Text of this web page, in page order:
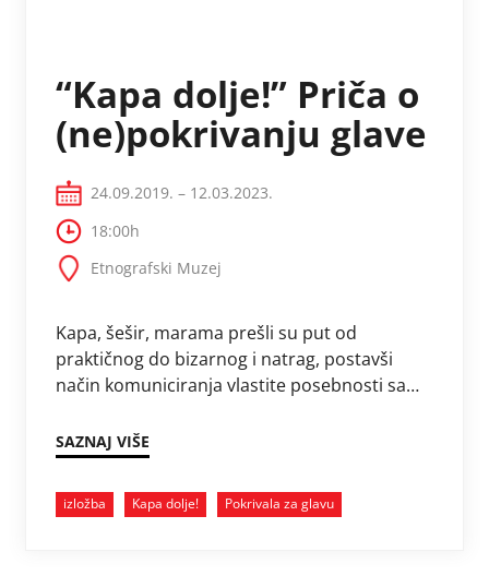
“Kapa dolje!” Priča o
(ne)pokrivanju glave
24.09.2019. – 12.03.2023.
18:00h
Etnografski Muzej
Kapa, šešir, marama prešli su put od
praktičnog do bizarnog i natrag, postavši
način komuniciranja vlastite posebnosti sa
Dođite u Etnografski muzej i obiđite svijet
kroz izložbu „Kapa dolje!“ Priča o
(ne)pokrivanju glave. Izložba kroz interaktivnu
šetnju pripovijeda o duhu vremena,
SAZNAJ VIŠE
izložba Kapa dolje! Pokrivala za glavu